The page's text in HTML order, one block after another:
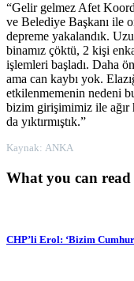
“Gelir gelmez Afet
ve Belediye Başkanı ile
depreme yakalandık.
binamız çöktü, 2 kişi
işlemleri başladı. Daha
ama can kaybı yok.
etkilenmemenin nedeni
bizim girişimimiz ile ağır
da yıktırmıştık.”
Kaynak: ANKA
What you can read
CHP’li Erol: ‘Bizim